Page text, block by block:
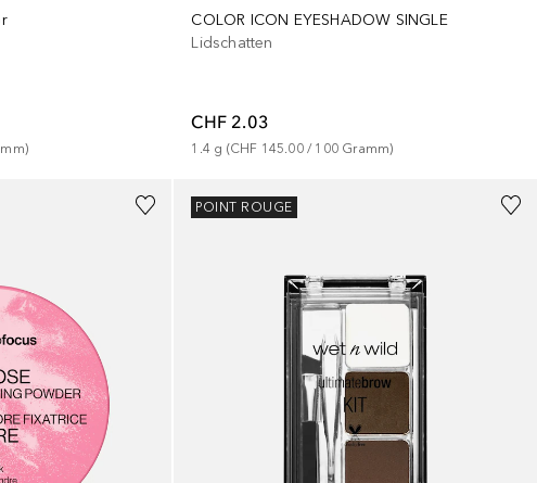
)
COLOR ICON EYESHADOW SINGLE
Lidschatten
CHF 2.03
1.4 g (CHF 145.00 / 100 Gramm)
POINT ROUGE